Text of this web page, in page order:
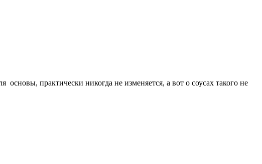
основы, практически никогда не изменяется, а вот о соусах такого не